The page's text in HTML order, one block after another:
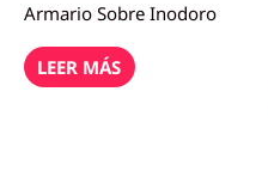
Armario Sobre Inodoro
LEER MÁS